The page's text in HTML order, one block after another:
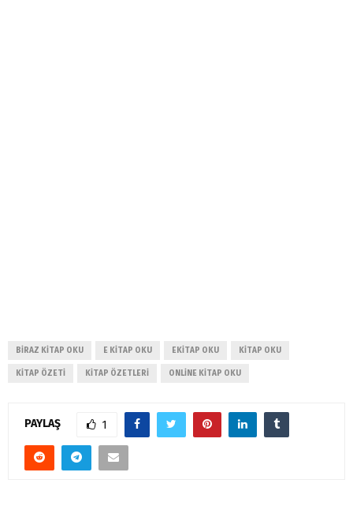
BIRAZ KITAP OKU E KITAP OKU EKITAP OKU KITAP OKU
KITAP ÖZETI KITAP ÖZETLERI ONLINE KITAP OKU
PAYLAŞ 1